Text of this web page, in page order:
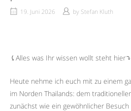
19. Juni 2026 by Stefan Kluth
⤹Alles was Ihr wissen wollt steht hier⤵︎
Heute nehme ich euch mit zu einem
im Norden Thailands: dem
zunächst wie ein gewöhnlicher